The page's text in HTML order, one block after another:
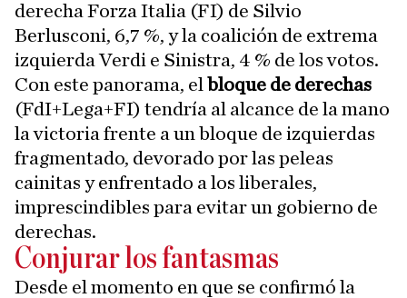
derecha Forza Italia (FI) de Silvio
Berlusconi, 6,7 %, y la coalición de extrema
izquierda Verdi e Sinistra, 4 % de los votos.
Con este panorama, el bloque de derechas
(FdI+Lega+FI) tendría al alcance de la mano
la victoria frente a un bloque de izquierdas
fragmentado, devorado por las peleas
cainitas y enfrentado a los liberales,
imprescindibles para evitar un gobierno de
derechas.
Conjurar los fantasmas
Desde el momento en que se confirmó la